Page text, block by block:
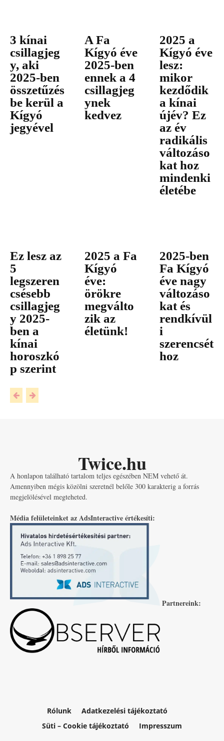
3 kínai
csillagjeg
y, aki
2025-ben
összetűzés
be kerül a
Kígyó
jegyével
A Fa
Kígyó éve
2025-ben
ennek a 4
csillagjeg
ynek
kedvez
2025 a
Kígyó éve
lesz:
mikor
kezdődik
a kínai
újév? Ez
az év
radikális
változáso
kat hoz
mindenki
életébe
Ez lesz az
5
legszeren
csésebb
csillagjeg
y 2025-
ben a
kínai
horoszkó
p szerint
2025 a Fa
Kígyó
éve:
örökre
megválto
zik az
életünk!
2025-ben
Fa Kígyó
éve nagy
változáso
kat és
rendkívül
i
szerencsét
hoz
Twice.hu
A honlapon található tartalom teljes egészében NEM vehető át.
Amennyiben mégis közölni szeretnél belőle 300 karakterig a forrás
megjelölésével megteheted.
Média felületeinket az AdsInteractive értékesíti:
Partnereink:
Rólunk
Adatkezelési tájékoztató
Süti – Cookie tájékoztató
Impresszum